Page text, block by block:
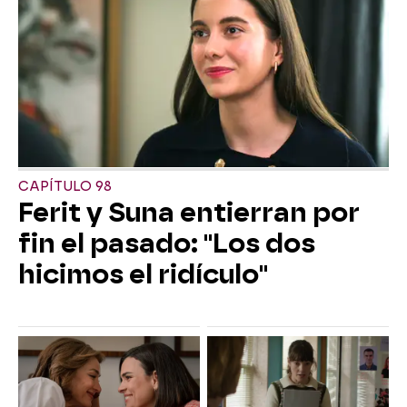
CAPÍTULO 98
Ferit y Suna entierran por
fin el pasado: "Los dos
hicimos el ridículo"